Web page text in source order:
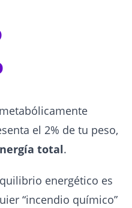
el 2% de tu peso,
total.
energético es
“incendio químico”